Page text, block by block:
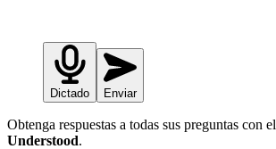
Dictado Enviar
Obtenga respuestas a todas sus preguntas con el
Understood.